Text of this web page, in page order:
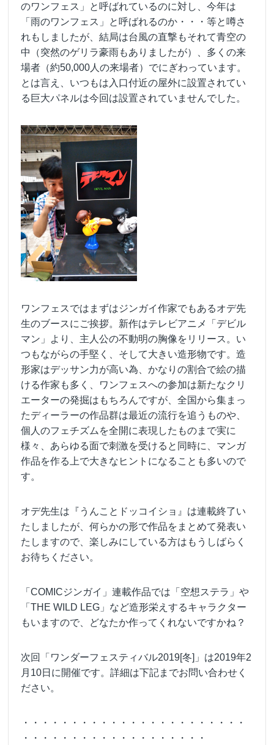
のワンフェス」と呼ばれているのに対し、今年は
「雨のワンフェス」と呼ばれるのか・・・等と噂さ
れもしましたが、結局は台風の直撃もそれて青空の
中（突然のゲリラ豪雨もありましたが）、多くの来
場者（約50,000人の来場者）でにぎわっています。
とは言え、いつもは入口付近の屋外に設置されてい
る巨大パネルは今回は設置されていませんでした。
ワンフェスではまずはジンガイ作家でもあるオデ先
生のブースにご挨拶。新作はテレビアニメ「デビル
マン」より、主人公の不動明の胸像をリリース。い
つもながらの手堅く、そして大きい造形物です。造
形家はデッサン力が高い為、かなりの割合で絵の描
ける作家も多く、ワンフェスへの参加は新たなクリ
エーターの発掘はもちろんですが、全国から集まっ
たディーラーの作品群は最近の流行を追うものや、
個人のフェチズムを全開に表現したものまで実に
様々、あらゆる面で刺激を受けると同時に、マンガ
作品を作る上で大きなヒントになることも多いので
す。
オデ先生は『うんことドッコイショ』は連載終了い
たしましたが、何らかの形で作品をまとめて発表い
たしますので、楽しみにしている方はもうしばらく
お待ちください。
「COMICジンガイ」連載作品では「空想ステラ」や
「THE WILD LEG」など造形栄えするキャラクター
もいますので、どなたか作ってくれないですかね？
次回「ワンダーフェスティバル2019[冬]」は2019年2
月10日に開催です。詳細は下記までお問い合わせく
ださい。
・・・・・・・・・・・・・・・・・・・・・・・
・・・・・・・・・・・・・・・・・・・